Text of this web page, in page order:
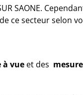
SAONE.
ce secteur selon
à vue et des